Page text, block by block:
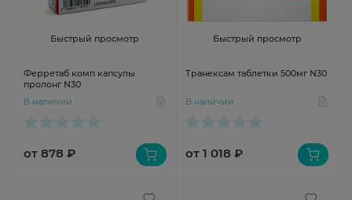
Быстрый просмотр
Ферретаб комп капсулы
пролонг N30
В наличии
от 878 ₽
Быстрый просмотр
Транексам таблетки 500мг N30
В наличии
от 1 018 ₽